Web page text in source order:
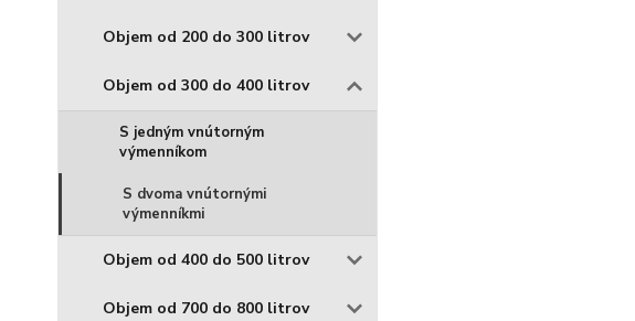
Objem od 200 do 300 litrov
Objem od 300 do 400 litrov
S jedným vnútorným
výmenníkom
S dvoma vnútornými
výmenníkmi
Objem od 400 do 500 litrov
Objem od 700 do 800 litrov